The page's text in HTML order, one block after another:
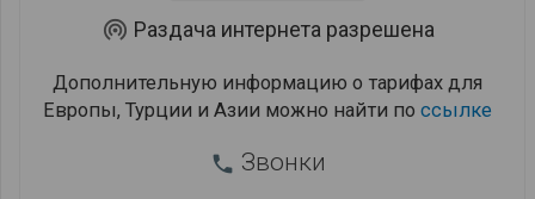
wifi_tethering Раздача интернета разрешена
Дополнительную информацию о тарифах для
Европы, Турции и Азии можно найти по ссылке
phone Звонки